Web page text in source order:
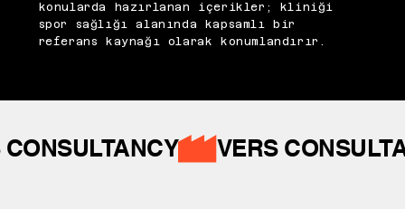
konularda hazırlanan içerikler; kliniği
spor sağlığı alanında kapsamlı bir
referans kaynağı olarak konumlandırır.
CONSULTANCY